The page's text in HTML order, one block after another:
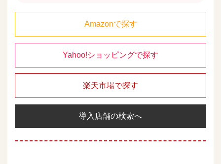
Amazonで探す
Yahoo!ショッピングで探す
楽天市場で探す
導入店舗の検索へ